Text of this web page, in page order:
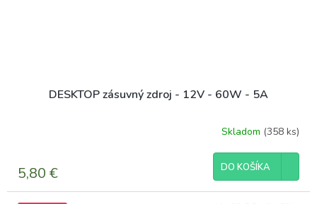
DESKTOP zásuvný zdroj - 12V - 60W - 5A
Skladom (358 ks)
5,80 € DO KOŠÍKA